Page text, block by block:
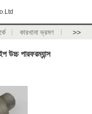
কারখানা ভ্রমণ >>
উচ্চ পারফরম্যান্স